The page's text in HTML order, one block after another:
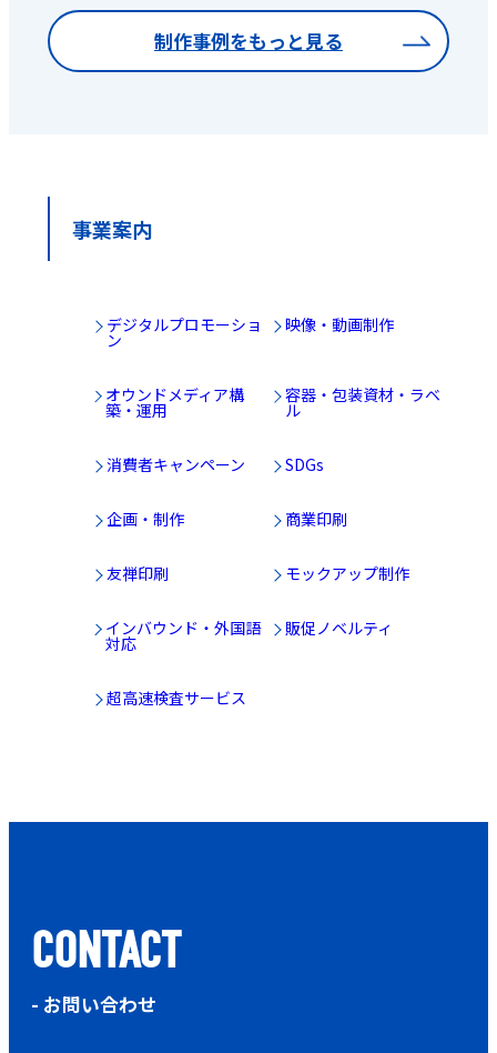
制作事例をもっと見る
事業案内
デジタルプロモーショ
ン
映像・動画制作
オウンドメディア構
築・運用
容器・包装資材・ラベ
ル
消費者キャンペーン SDGs
企画・制作 商業印刷
友禅印刷 モックアップ制作
インバウンド・外国語
対応
販促ノベルティ
超高速検査サービス
CONTACT
- お問い合わせ